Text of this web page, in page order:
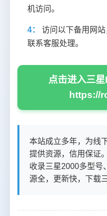
机访问。
4：
访问以下备用网
联系客服处理。
点击进入三星
https://
本站成立多年，为线
提供资源，信用保证。
收录三星2000多型号
源全，更新快，下载